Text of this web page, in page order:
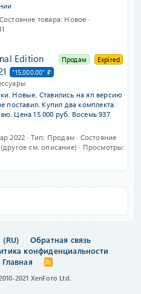
Состояние товара Новое
Продам Expired
Edition
"15,000.00" ₽
Новые. Ставились на яп версию
поставил. Купил два комплекта.
Цена 15 000 руб. Восемь 937
2022 Тип Продам
Состояние
см. описание)
Просмотры
(RU)
Обратная связь
конфиденциальности
Главная
R
S
2021 XenForo Ltd.